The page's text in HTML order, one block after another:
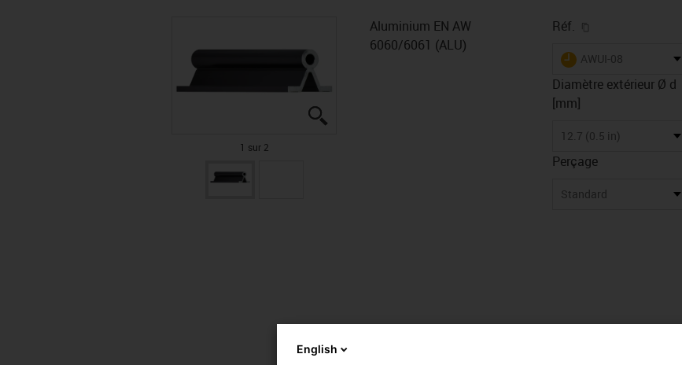
1 sur 2
Aluminium EN AW
6060/6061 (ALU)
Réf.
igus-icon-lieferzeit
AWUI-08
Diamètre extérieur Ø d
[mm]
12.7 (0.5 in)
Perçage
Standard
English